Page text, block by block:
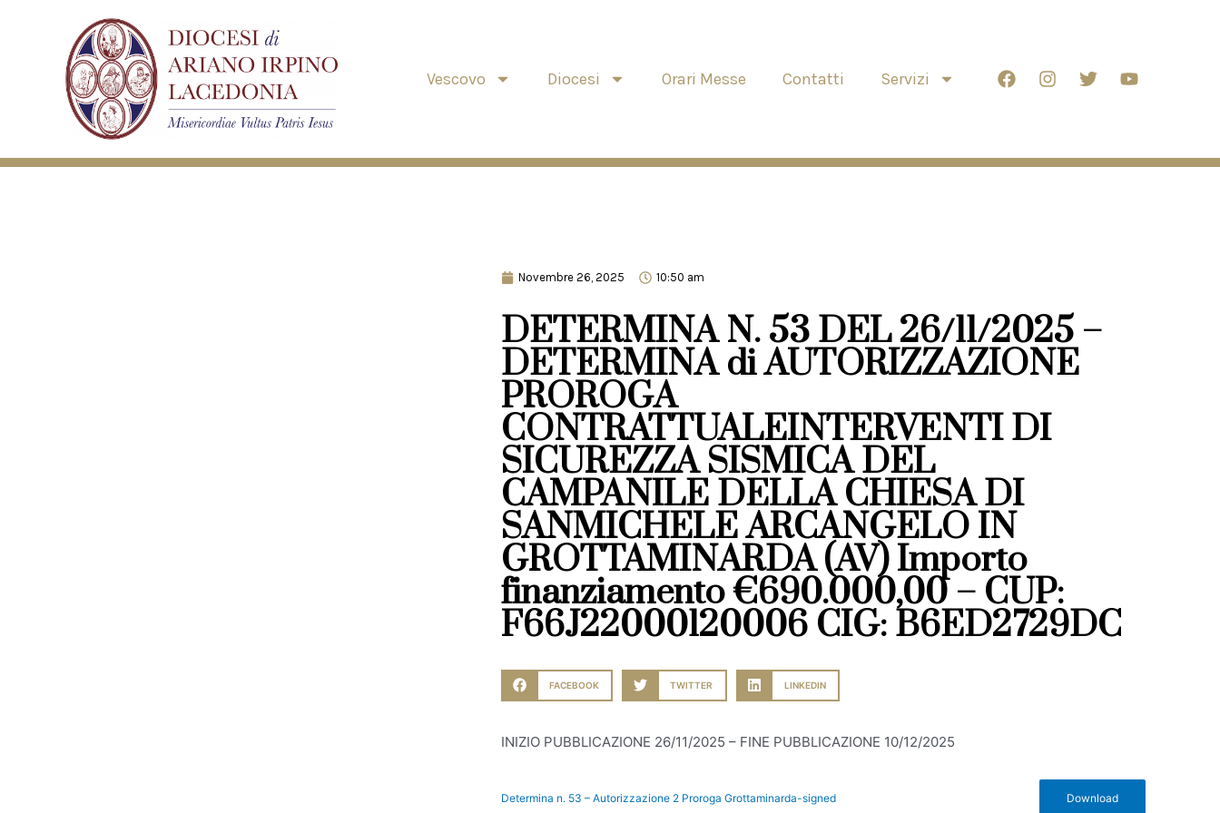
Vescovo Diocesi Orari Messe Contatti Servizi
Novembre 26, 2025 10:50 am
DETERMINA N. 53 DEL 26/11/2025 –
DETERMINA di AUTORIZZAZIONE
PROROGA
CONTRATTUALEINTERVENTI DI
SICUREZZA SISMICA DEL
CAMPANILE DELLA CHIESA DI
SANMICHELE ARCANGELO IN
GROTTAMINARDA (AV) Importo
finanziamento €690.000,00 – CUP:
F66J22000120006 CIG: B6ED2729DC
FACEBOOK TWITTER LINKEDIN
INIZIO PUBBLICAZIONE 26/11/2025 – FINE PUBBLICAZIONE 10/12/2025
Determina n. 53 – Autorizzazione 2 Proroga Grottaminarda-signed Download